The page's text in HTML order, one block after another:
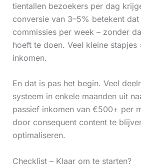
tientallen bezoekers per dag
conversie van 3–5% betekent dat
commissies per week – zonder
hoeft te doen. Veel kleine stapjes
inkomen.
En dat is pas het begin. Veel
systeem in enkele maanden uit
passief inkomen van €500+ per
door consequent content te
optimaliseren.
Checklist – Klaar om te starten?